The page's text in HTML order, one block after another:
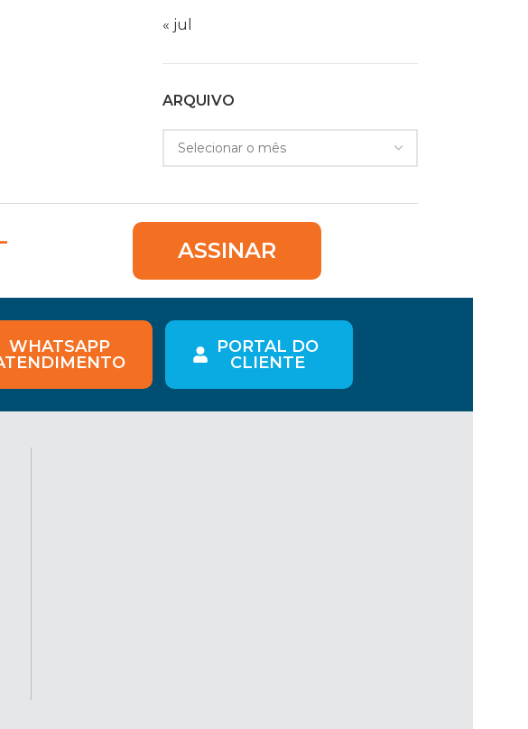
« jul
ARQUIVO
ASSINAR
WHATSAPP
PORTAL DO
CLIENTE